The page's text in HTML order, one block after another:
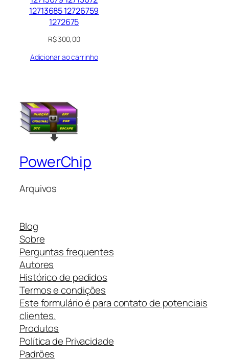
12713685 12726759
1272675
R$300,00
Adicionar ao carrinho
PowerChip
Arquivos
Blog
Sobre
Perguntas frequentes
Autores
Histórico de pedidos
Termos e condições
Este formulário é para contato de potenciais
clientes.
Produtos
Política de Privacidade
Padrões